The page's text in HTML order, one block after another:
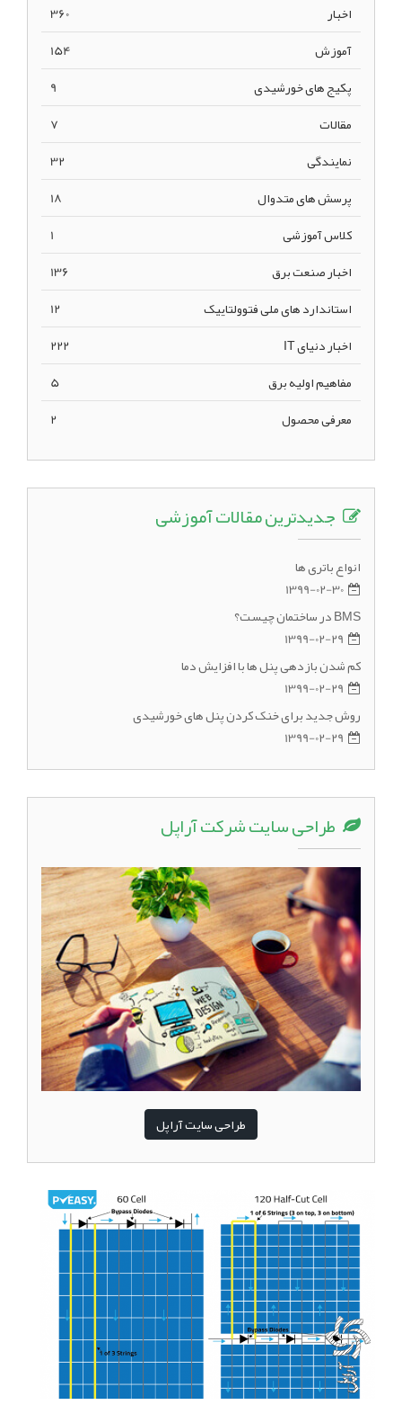
اخبار
360
آموزش
154
پکیج های خورشیدی
9
مقالات
7
نمایندگی
32
پرسش های متدوال
18
کلاس آموزشی
1
اخبار صنعت برق
136
استاندارد های ملی فتوولتاییک
12
اخبار دنیای IT
222
مفاهیم اولیه برق
5
معرفی محصول
2
جدیدترین مقالات آموزشی
انواع باتری ها
1399-02-30
BMS در ساختمان چیست؟
1399-02-29
کم شدن بازدهی پنل ها با افزایش دما
1399-02-29
روش جدید برای خنک کردن پنل های خورشیدی
1399-02-29
طراحی سایت شرکت آراپل
طراحی سایت آراپل